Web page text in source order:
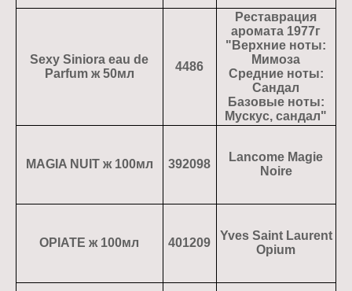
Sexy Siniora eau de
Parfum ж 50мл
4486
Реставрация
аромата 1977г
"Верхние ноты:
Мимоза
Средние ноты:
Сандал
Базовые ноты:
Мускус, сандал"
MAGIA NUIT ж 100мл 392098
Lancome Magie
Noire
OPIATE ж 100мл 401209
Yves Saint Laurent
Opium